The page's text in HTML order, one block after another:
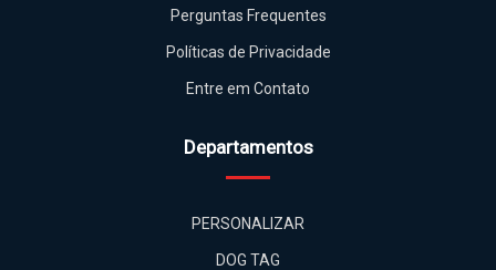
Perguntas Frequentes
Políticas de Privacidade
Entre em Contato
Departamentos
PERSONALIZAR
DOG TAG